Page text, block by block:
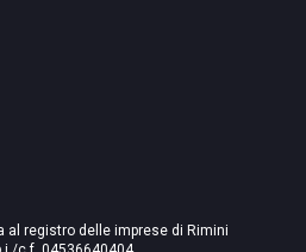
al registro delle imprese di Rimini